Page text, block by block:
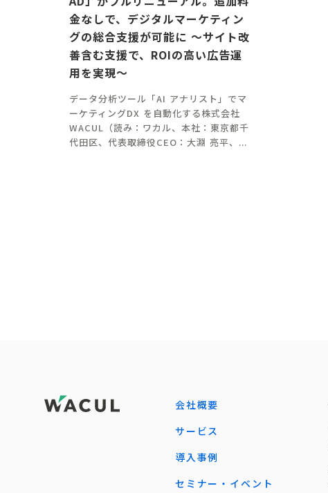
金なしで、デジタルマーケティン
グの総合支援が可能に 〜サイト改
善含む支援で、ROIの高い広告運
用を実現〜
データ分析ツール「AI アナリスト」でマ
ーケティングDX を自動化する株式会社
WACUL（読み：ワカル、本社：東京都千
代田区、代表取締役CEO：大淵 亮平、...
会社概要
サービス
導入事例
セミナー・イベント